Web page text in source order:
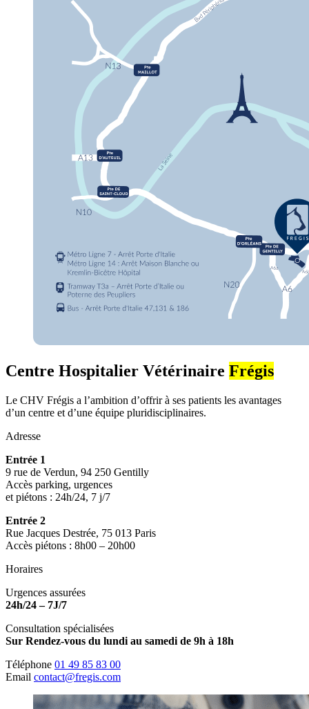
Centre Hospitalier Vétérinaire Frégis
Le CHV Frégis a l’ambition d’offrir à ses patients les avantages
d’un centre et d’une équipe pluridisciplinaires.
Adresse
Entrée 1
9 rue de Verdun, 94 250 Gentilly
Accès parking, urgences
et piétons : 24h/24, 7 j/7
Entrée 2
Rue Jacques Destrée, 75 013 Paris
Accès piétons : 8h00 – 20h00
Horaires
Urgences assurées
24h/24 – 7J/7
Consultation spécialisées
Sur Rendez-vous du lundi au samedi de 9h à 18h
Téléphone 01 49 85 83 00
Email contact@fregis.com